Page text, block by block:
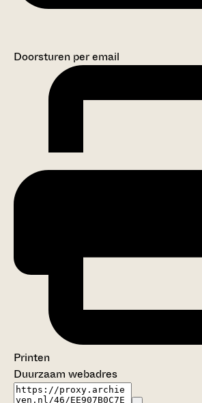
Doorsturen per email
Printen
Duurzaam webadres